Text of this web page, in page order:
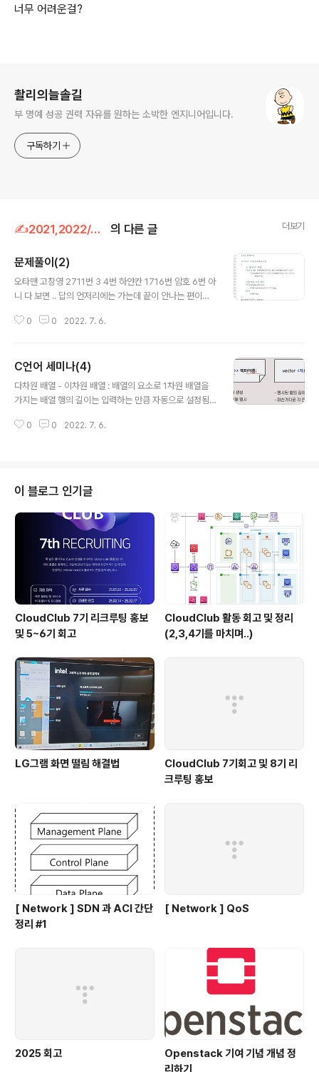
너무 어려운걸?
촬리의늘솔길
부 명예 성공 권력 자유를 원하는 소박한 엔지니어입니다.
구독하기
✍2021,2022/알고리즘 의 다른 글 더보기
문제풀이(2)
오타맨 고창영 2711번 3 4번 하얀칸 1716번 암호 6번 아
니 다 보면 .. 답의 언저리에는 가는데 끝이 안나는 편이네
네.. 10 팰린 드로미터 엥 이거 인터넷에있는거랑 똑같다..
0 0 2022. 7. 6.
C언어 세미나(4)
다차원 배열 - 이차원 배열 : 배열의 요소로 1차원 배열을
가지는 배열 행의 길이는 입력하는 만큼 자동으로 설정됨
기화하지 않을 경우 0으로 자동초기화 ex) 하얀 칸 문제 2
가 벡터이름[row].push_back(지정된 행 벡터에 삽입할
값); empty() 벡터이름.empty() 벡터이름[row].empty
() size() 벡터이름.size() 벡터이름[row].size() 2차원
배열과 2차원 벡터의 차이점 행마다 열의 크기가 다를 수
있다 : 벡터 행은 크기가 선언안..
0 0 2022. 7. 6.
이 블로그 인기글
CloudClub 7기 리크루팅 홍보
및 5~6기 회고
CloudClub 활동 회고 및 정리
(2,3,4기를 마치며..)
LG그램 화면 떨림 해결법
CloudClub 7기회고 및 8기 리
크루팅 홍보
[ Network ] SDN 과 ACI 간단
정리 #1
[ Network ] QoS
2025 회고
Openstack 기여 기념 개념 정